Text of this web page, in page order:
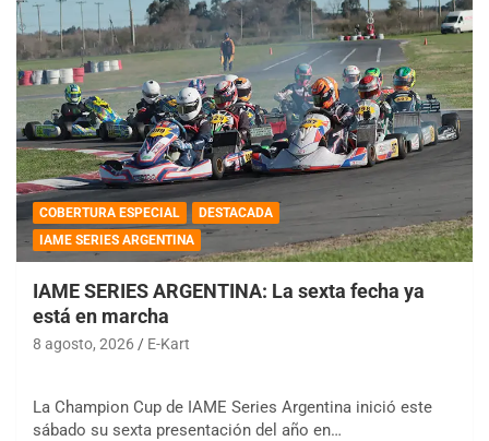
COBERTURA ESPECIAL
DESTACADA
IAME SERIES ARGENTINA
IAME SERIES ARGENTINA: La sexta fecha ya
está en marcha
8 agosto, 2026 E-Kart
La Champion Cup de IAME Series Argentina inició este
sábado su sexta presentación del año en…